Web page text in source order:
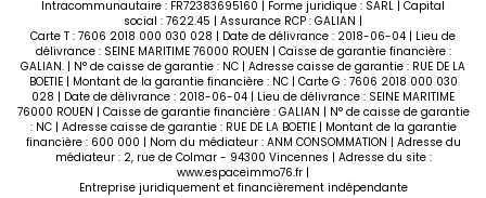
Intracommunautaire : FR72383695160 | Forme juridique : SARL | Capital
social : 7622.45 | Assurance RCP : GALIAN |
Carte T : 7606 2018 000 030 028 | Date de délivrance : 2018-06-04 | Lieu de
délivrance : SEINE MARITIME 76000 ROUEN | Caisse de garantie financière :
GALIAN. | N° de caisse de garantie : NC | Adresse caisse de garantie : RUE DE LA
BOETIE | Montant de la garantie financière : NC | Carte G : 7606 2018 000 030
028 | Date de délivrance : 2018-06-04 | Lieu de délivrance : SEINE MARITIME
76000 ROUEN | Caisse de garantie financière : GALIAN | N° de caisse de garantie
: NC | Adresse caisse de garantie : RUE DE LA BOETIE | Montant de la garantie
financière : 600 000 | Nom du médiateur : ANM CONSOMMATION | Adresse du
médiateur : 2, rue de Colmar - 94300 Vincennes | Adresse du site :
www.espaceimmo76.fr |
Entreprise juridiquement et financièrement indépendante